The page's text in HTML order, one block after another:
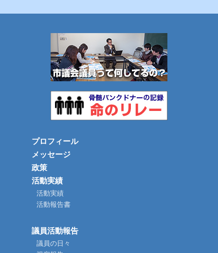
プロフィール
メッセージ
政策
活動実績
活動実績
活動報告書
議員活動報告
議員の日々